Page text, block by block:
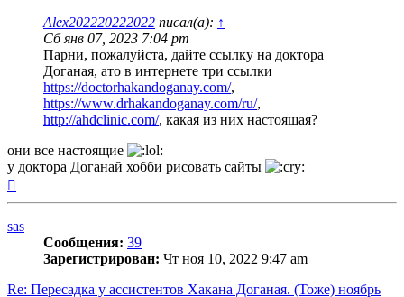
Alex202220222022 писал(а): ↑
Сб янв 07, 2023 7:04 pm
Парни, пожалуйста, дайте ссылку на доктора
Доганая, ато в интернете три ссылки
https://doctorhakandoganay.com/,
https://www.drhakandoganay.com/ru/,
http://ahdclinic.com/, какая из них настоящая?
они все настоящие
у доктора Доганай хобби рисовать сайты
sas
Сообщения: 39
Зарегистрирован: Чт ноя 10, 2022 9:47 am
Re: Пересадка у ассистентов Хакана Доганая. (Тоже) ноябрь